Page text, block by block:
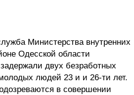
Министерства внутренних
Одесской области
двух безработных
людей 23 и и 26-ти лет.
в совершении